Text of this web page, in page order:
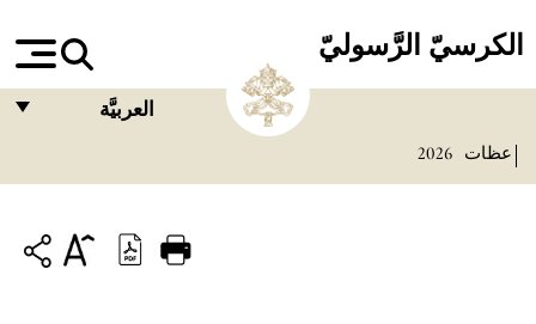
الكرسيّ الرَّسوليّ
العربيَّة
ITALIANO
عظات 2026